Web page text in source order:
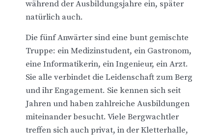
während der Ausbildungsjahre ein, später
natürlich auch.
Die fünf Anwärter sind eine bunt gemischte
Truppe: ein Medizinstudent, ein Gastronom,
eine Informatikerin, ein Ingenieur, ein Arzt.
Sie alle verbindet die Leidenschaft zum Berg
und ihr Engagement. Sie kennen sich seit
Jahren und haben zahlreiche Ausbildungen
miteinander besucht. Viele Bergwachtler
treffen sich auch privat, in der Kletterhalle,